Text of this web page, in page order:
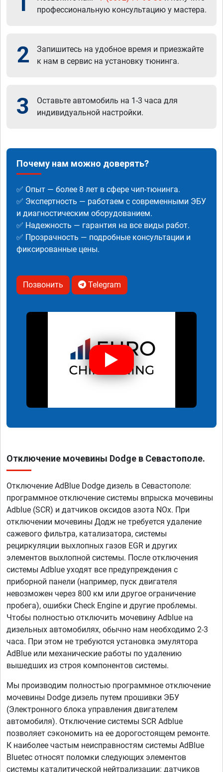
профессиональную консультацию у мастера.
2
Запишитесь на удобное время и приезжайте
к нам в сервис на установку тюнинга.
3
Оставьте автомобиль на 1-3 часа для
индивидуальной настройки.
Почему нам можно доверять?
✅ Опыт — более 8 лет в сфере чип-тюнинга.
✅ Экспертность — работаем с современными ЭБУ
и диагностическим оборудованием.
✅ Надежность — гарантия на все виды работ.
✅ Прозрачность — подробные консультации и
фиксированные цены.
Позвонить Telegram
Отключение мочевины Dodge в Севастополе.
Отключение AdBlue Dodge дизель в Севастополе:
программное отключение системы впрыска мочевины
Adblue (SCR) и датчиков оксидов азота NOx. При
отключении мочевины Додж не требуется удаление
сажевого фильтра, катализатора, системы
рециркуляции выхлопных газов EGR и других
элементов выхлопной системы. После отключения
системы Adblue уходят все предупреждения с
приборной панели (например, пуск двигателя
невозможен через 800 км или другое ограничение
пробега), ошибки Check Engine и другие проблемы.
Чтобы полностью отключить мочевину Adblue на
дизельных автомобилях, обычно нам необходимо 2-3
часа. При этом не требуются установка эмулятора
AdBlue или механические работы по удалению
вышедших из строя компонентов системы.
Мы производим полностью программное отключение
мочевины Dodge дизель путем прошивки ЭБУ
(Электронного блока управления двигателем
автомобиля). Отключение системы SCR Adblue
позволяет сэкономить на ее дорогостоящем ремонте.
К наиболее частым неисправностям системы AdBlue
Bluetec относят поломки следующих элементов
системы каталитической нейтрализации: датчиков